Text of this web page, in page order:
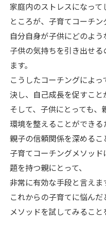
家庭内のストレスになって
ところが、子育てコーチン
自分自身が子供にどのよう
子供の気持ちを引き出せ
ます。
こうしたコーチングによ
決し、自己成長を促すこと
そして、子供にとっても
環境を整えることができる
親子の信頼関係を深めるこ
子育てコーチングメソッ
題を持つ親にとって、
非常に有効な手段と言えま
これからの子育てに悩ん
メソッドを試してみること